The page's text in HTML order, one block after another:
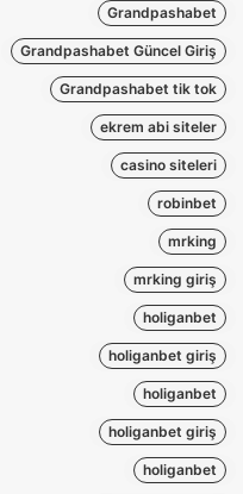
Grandpashabet
Grandpashabet Güncel Giriş
Grandpashabet tik tok
ekrem abi siteler
casino siteleri
robinbet
mrking
mrking giriş
holiganbet
holiganbet giriş
holiganbet
holiganbet giriş
holiganbet